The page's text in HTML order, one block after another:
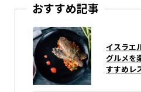
おすすめ記事
イスラエ
グルメを
すすめレ